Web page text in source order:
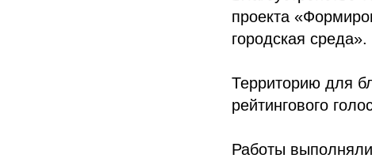
проекта
городская среда».
Территорию для
рейтингового
Работы